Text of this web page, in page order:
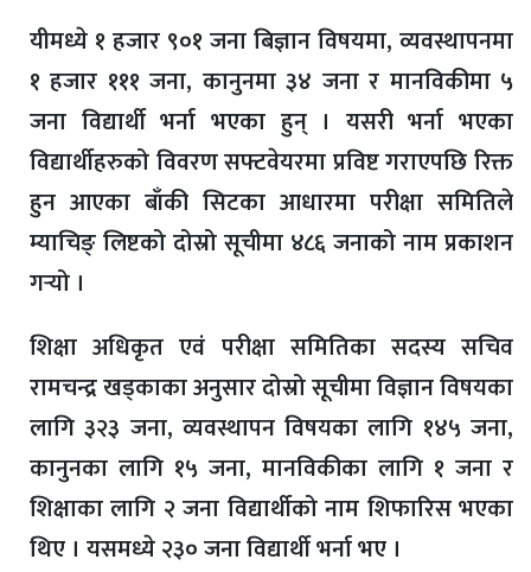
यीमध्ये १ हजार ९०१ जना बिज्ञान विषयमा, व्यवस्थापनमा
१ हजार १११ जना, कानुनमा ३४ जना र मानविकीमा ५
जना विद्यार्थी भर्ना भएका हुन् । यसरी भर्ना भएका
विद्यार्थीहरुको विवरण सफ्टवेयरमा प्रविष्ट गराएपछि रिक्त
हुन आएका बाँकी सिटका आधारमा परीक्षा समितिले
म्याचिङ् लिष्टको दोस्रो सूचीमा ४८६ जनाको नाम प्रकाशन
गर्‍यो ।
शिक्षा अधिकृत एवं परीक्षा समितिका सदस्य सचिव
रामचन्द्र खड्काका अनुसार दोस्रो सूचीमा विज्ञान विषयका
लागि ३२३ जना, व्यवस्थापन विषयका लागि १४५ जना,
कानुनका लागि १५ जना, मानविकीका लागि १ जना र
शिक्षाका लागि २ जना विद्यार्थीको नाम शिफारिस भएका
थिए । यसमध्ये २३० जना विद्यार्थी भर्ना भए ।